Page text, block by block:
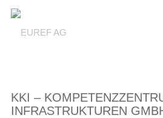
KKI –
INFRASTRUKTUREN